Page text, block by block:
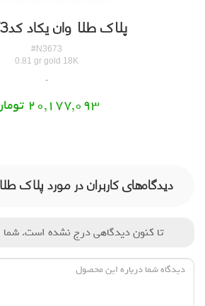
پلاک طلا وان یکاد کدN3673
#N3673
0.81 gr gold 18K
20,177,093 تومان
دیدگاه‌های کاربران در مورد پلاک طلا Love کدN356
تا کنون دیدگاهی درج نشده است. شما